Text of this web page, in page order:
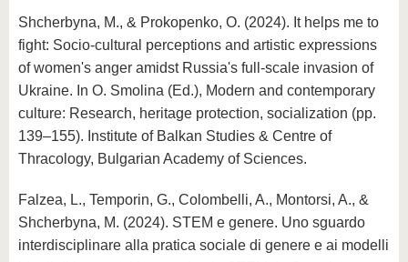
Shcherbyna, M., & Prokopenko, O. (2024). It helps me to
fight: Socio-cultural perceptions and artistic expressions
of women's anger amidst Russia's full-scale invasion of
Ukraine. In O. Smolina (Ed.), Modern and contemporary
culture: Research, heritage protection, socialization (pp.
139–155). Institute of Balkan Studies & Centre of
Thracology, Bulgarian Academy of Sciences.
Falzea, L., Temporin, G., Colombelli, A., Montorsi, A., &
Shcherbyna, M. (2024). STEM e genere. Uno sguardo
interdisciplinare alla pratica sociale di genere e ai modelli